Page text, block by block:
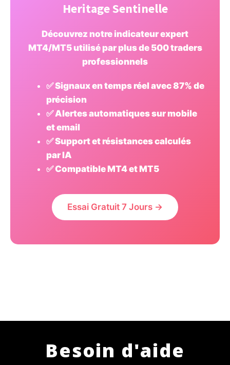
Heritage Sentinelle
Découvrez notre indicateur expert
MT4/MT5 utilisé par plus de 500 traders
professionnels
✅ Signaux en temps réel avec 87% de
précision
✅ Alertes automatiques sur mobile
et email
✅ Support et résistances calculés
par IA
✅ Compatible MT4 et MT5
Essai Gratuit 7 Jours →
Besoin d'aide